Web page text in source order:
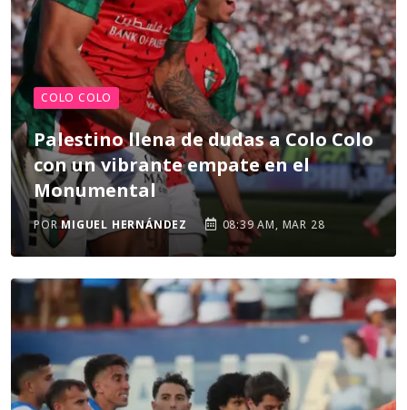
COLO COLO
Palestino llena de dudas a Colo Colo
con un vibrante empate en el
Monumental
PORMIGUEL HERNÁNDEZ 08:39 AM, MAR 28